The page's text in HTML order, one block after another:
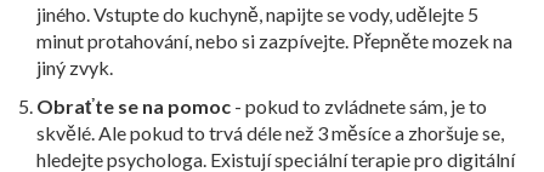
jiného. Vstupte do kuchyně, napijte se vody, udělejte 5
minut protahování, nebo si zazpívejte. Přepněte mozek na
jiný zvyk.
Obraťte se na pomoc - pokud to zvládnete sám, je to
skvělé. Ale pokud to trvá déle než 3 měsíce a zhoršuje se,
hledejte psychologa. Existují speciální terapie pro digitální